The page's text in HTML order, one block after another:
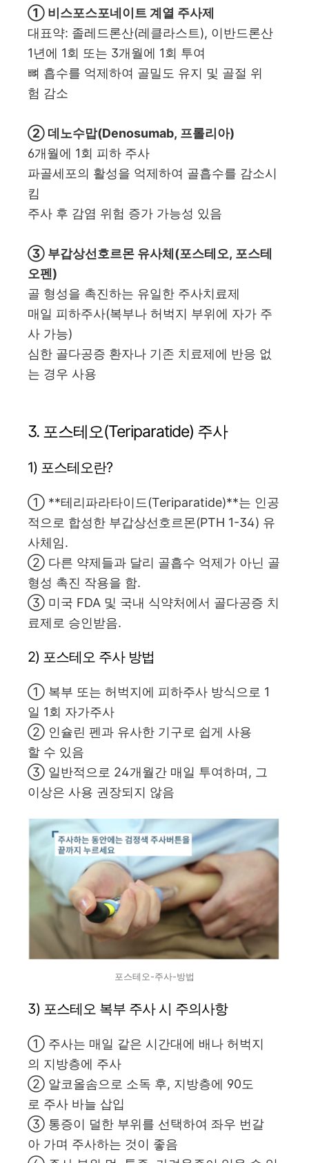
① 비스포스포네이트 계열 주사제
대표약: 졸레드론산(레클라스트), 이반드론산
1년에 1회 또는 3개월에 1회 투여
뼈 흡수를 억제하여 골밀도 유지 및 골절 위
험 감소
② 데노수맙(Denosumab, 프롤리아)
6개월에 1회 피하 주사
파골세포의 활성을 억제하여 골흡수를 감소시
킴
주사 후 감염 위험 증가 가능성 있음
③ 부갑상선호르몬 유사체(포스테오, 포스테
오펜)
골 형성을 촉진하는 유일한 주사치료제
매일 피하주사(복부나 허벅지 부위에 자가 주
사 가능)
심한 골다공증 환자나 기존 치료제에 반응 없
는 경우 사용
3. 포스테오(Teriparatide) 주사
1) 포스테오란?
① **테리파라타이드(Teriparatide)**는 인공
적으로 합성한 부갑상선호르몬(PTH 1-34) 유
사체임.
② 다른 약제들과 달리 골흡수 억제가 아닌 골
형성 촉진 작용을 함.
③ 미국 FDA 및 국내 식약처에서 골다공증 치
료제로 승인받음.
2) 포스테오 주사 방법
① 복부 또는 허벅지에 피하주사 방식으로 1
일 1회 자가주사
② 인슐린 펜과 유사한 기구로 쉽게 사용
할 수 있음
③ 일반적으로 24개월간 매일 투여하며, 그
이상은 사용 권장되지 않음
포스테오-주사-방법
3) 포스테오 복부 주사 시 주의사항
① 주사는 매일 같은 시간대에 배나 허벅지
의 지방층에 주사
② 알코올솜으로 소독 후, 지방층에 90도
로 주사 바늘 삽입
③ 통증이 덜한 부위를 선택하여 좌우 번갈
아 가며 주사하는 것이 좋음